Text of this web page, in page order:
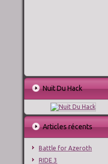
Nuit Du Hack
Articles récents
Battle for Azeroth
RIDE 3